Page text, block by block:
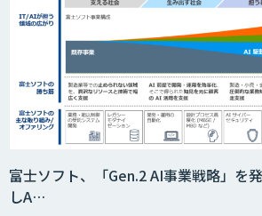
OfficeBot
デジタルヒューマン
富士ソフト、「Gen.2 AI事業戦略」を
しA…